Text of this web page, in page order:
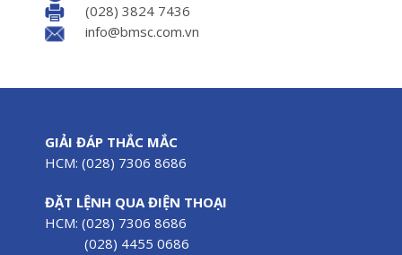
(028) 3824 7436
info@bmsc.com.vn
GIẢI ĐÁP THẮC MẮC
HCM: (028) 7306 8686
ĐẶT LỆNH QUA ĐIỆN THOẠI
HCM: (028) 7306 8686
(028) 4455 0686